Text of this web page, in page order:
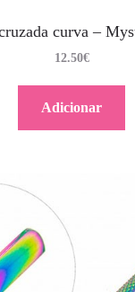
curva –
12.50€
Adicionar